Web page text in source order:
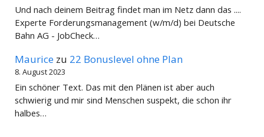
Und nach deinem Beitrag findet man im Netz dann das ....
Experte Forderungsmanagement (w/m/d) bei Deutsche
Bahn AG - JobCheck…
Maurice zu 22 Bonuslevel ohne Plan
8. August 2023
Ein schöner Text. Das mit den Plänen ist aber auch
schwierig und mir sind Menschen suspekt, die schon ihr
halbes…